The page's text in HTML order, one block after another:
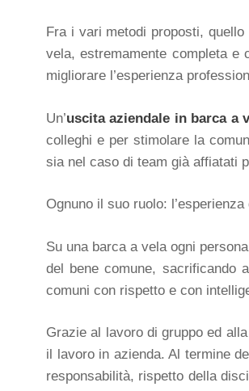
Fra i vari metodi proposti,
vela, estremamente completa e
migliorare l’esperienza
Un’uscita aziendale in barca a
colleghi e per stimolare la
sia nel caso di team già affiatati
Ognuno il suo ruolo: l’esperienza
Su una barca a vela ogni
del bene comune, sacrificando
comuni con rispetto e con
Grazie al lavoro di gruppo ed
il lavoro in azienda. Al termine
responsabilità, rispetto della